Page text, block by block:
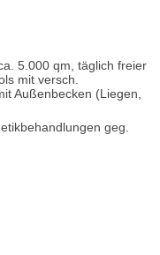
5.000 qm, täglich freier
mit versch.
Außenbecken (Liegen,
geg.